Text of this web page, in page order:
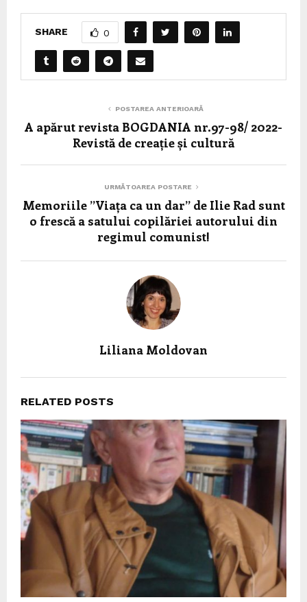
SHARE 0
POSTAREA ANTERIOARĂ
A apărut revista BOGDANIA nr.97-98/ 2022-
Revistă de creație și cultură
URMĂTOAREA POSTARE
Memoriile ”Viața ca un dar” de Ilie Rad sunt
o frescă a satului copilăriei autorului din
regimul comunist!
Liliana Moldovan
RELATED POSTS